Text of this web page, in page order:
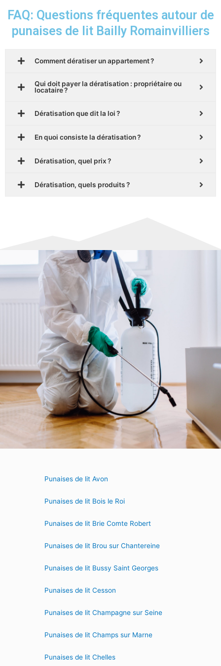
FAQ: Questions fréquentes autour de
punaises de lit Bailly Romainvilliers
Comment dératiser un appartement ?
Qui doit payer la dératisation : propriétaire ou
locataire ?
Dératisation que dit la loi ?
En quoi consiste la dératisation ?
Dératisation, quel prix ?
Dératisation, quels produits ?
Punaises de lit Avon
Punaises de lit Bois le Roi
Punaises de lit Brie Comte Robert
Punaises de lit Brou sur Chantereine
Punaises de lit Bussy Saint Georges
Punaises de lit Cesson
Punaises de lit Champagne sur Seine
Punaises de lit Champs sur Marne
Punaises de lit Chelles